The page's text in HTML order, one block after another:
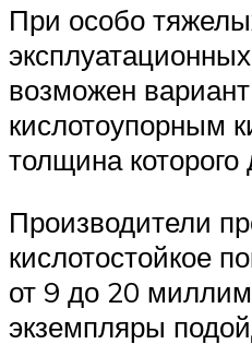
При особо
возможен
кислотоупорным
толщина
Производители
кислотостойкое
от 9 до 20
экземпляры